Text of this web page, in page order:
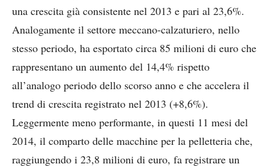
una crescita già consistente nel 2013 e pari al 23,6%.
Analogamente il settore meccano-calzaturiero, nello
stesso periodo, ha esportato circa 85 milioni di euro che
rappresentano un aumento del 14,4% rispetto
all’analogo periodo dello scorso anno e che accelera il
trend di crescita registrato nel 2013 (+8,6%).
Leggermente meno performante, in questi 11 mesi del
2014, il comparto delle macchine per la pelletteria che,
raggiungendo i 23,8 milioni di euro, fa registrare un